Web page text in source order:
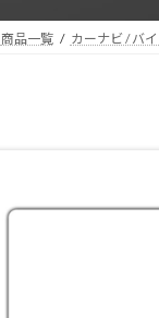
商品一覧 カーナビ / バ